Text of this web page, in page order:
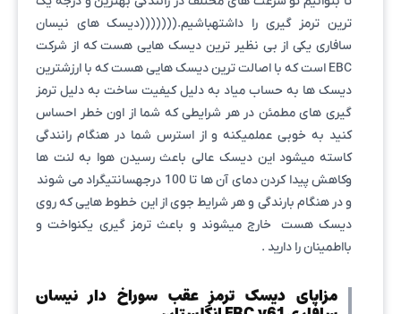
ترین ترمز گیری را داشتهباشیم.(((((((دیسک های نیسان
سافاری یکی از بی نظیر ترین دیسک هایی هست که از شرکت
EBC است که با اصالت ترین دیسک هایی هست که با ارزشترین
دیسک ها به حساب میاد به دلیل کیفیت ساخت به دلیل ترمز
گیری های مطمئن در هر شرایطی که شما از اون خطر احساس
کنید به خوبی عملمیکنه و از استرس شما در هنگام رانندگی
کاسته میشود این دیسک عالی باعث رسیدن هوا به لنت ها
وکاهش پیدا کردن دمای آن ها تا 100 درجهسانتیگراد می شوند
و در هنگام بارندگی و هر شرایط جوی از این خطوط هایی که روی
دیسک هست خارج میشوند و باعث ترمز گیری یکنواخت و
بااطمینان را دارید .
مزایای دیسک ترمز عقب سوراخ دار نیسان